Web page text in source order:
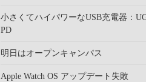
小さくてハイパワーなUSB充電器：
PD
明日はオープンキャンパス
Apple Watch OS アップデート失敗